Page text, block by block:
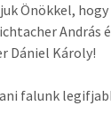
Önökkel, hogy
András
Dániel Károly!
falunk